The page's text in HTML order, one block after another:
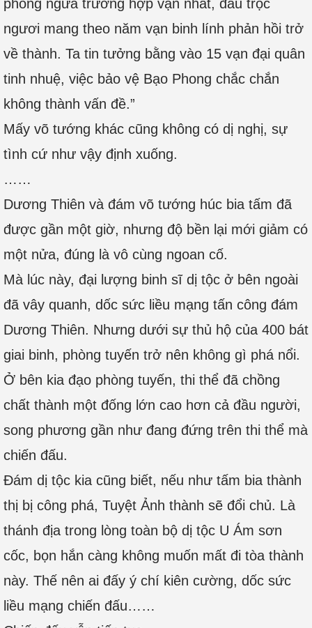
phòng ngừa trường hợp vạn nhất, đầu trọc
ngươi mang theo năm vạn binh lính phản hồi trở
về thành. Ta tin tưởng bằng vào 15 vạn đại quân
tinh nhuệ, việc bảo vệ Bạo Phong chắc chắn
không thành vấn đề.”
Mấy võ tướng khác cũng không có dị nghị, sự
tình cứ như vậy định xuống.
……
Dương Thiên và đám võ tướng húc bia tấm đã
được gần một giờ, nhưng độ bền lại mới giảm có
một nửa, đúng là vô cùng ngoan cố.
Mà lúc này, đại lượng binh sĩ dị tộc ở bên ngoài
đã vây quanh, dốc sức liều mạng tấn công đám
Dương Thiên. Nhưng dưới sự thủ hộ của 400 bát
giai binh, phòng tuyến trở nên không gì phá nổi.
Ở bên kia đạo phòng tuyến, thi thể đã chồng
chất thành một đống lớn cao hơn cả đầu người,
song phương gần như đang đứng trên thi thể mà
chiến đấu.
Đám dị tộc kia cũng biết, nếu như tấm bia thành
thị bị công phá, Tuyệt Ảnh thành sẽ đổi chủ. Là
thánh địa trong lòng toàn bộ dị tộc U Ám sơn
cốc, bọn hắn càng không muốn mất đi tòa thành
này. Thế nên ai đấy ý chí kiên cường, dốc sức
liều mạng chiến đấu……